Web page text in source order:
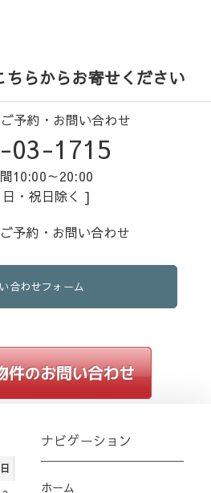
ちらからお寄せください
予約・お問い合わせ
03-1715
10:00～20:00
・祝日除く ]
予約・お問い合わせ
合わせフォーム
日
ナビゲーション
ホーム